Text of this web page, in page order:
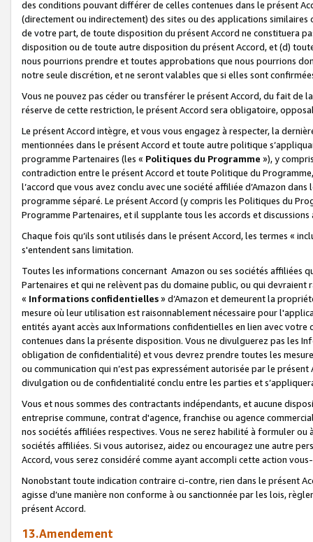
des conditions pouvant différer de celles contenues dans le présent
(directement ou indirectement) des sites ou des applications
de votre part, de toute disposition du présent Accord ne constituera
disposition ou de toute autre disposition du présent Accord, et (d)
nous pourrions prendre et toutes approbations que nous pourrions
notre seule discrétion, et ne seront valables que si elles sont
Vous ne pouvez pas céder ou transférer le présent Accord, du fait de
réserve de cette restriction, le présent Accord sera obligatoire,
Le présent Accord intègre, et vous vous engagez à respecter, la
mentionnées dans le présent Accord et toute autre politique
programme Partenaires (les « Politiques du Programme »), y
contradiction entre le présent Accord et toute Politique du
l’accord que vous avez conclu avec une société affiliée d’Amazon
programme séparé. Le présent Accord (y compris les Politiques du
Programme Partenaires, et il supplante tous les accords et discussions
Chaque fois qu’ils sont utilisés dans le présent Accord, les termes «
s'entendent sans limitation.
Toutes les informations concernant Amazon ou ses sociétés affiliées
Partenaires et qui ne relèvent pas du domaine public, ou qui
« Informations confidentielles» d’Amazon et demeurent la
mesure où leur utilisation est raisonnablement nécessaire pour
entités ayant accès aux Informations confidentielles en lien avec
contenues dans la présente disposition. Vous ne divulguerez pas les
obligation de confidentialité) et vous devrez prendre toutes les
ou communication qui n’est pas expressément autorisée par le
divulgation ou de confidentialité conclu entre les parties et
Vous et nous sommes des contractants indépendants, et aucune
entreprise commune, contrat d'agence, franchise ou agence
nos sociétés affiliées respectives. Vous ne serez habilité à formuler
sociétés affiliées. Si vous autorisez, aidez ou encouragez une autre
Accord, vous serez considéré comme ayant accompli cette action
Nonobstant toute indication contraire ci-contre, rien dans le présent
agisse d’une manière non conforme à ou sanctionnée par les lois,
présent Accord.
13.Amendement